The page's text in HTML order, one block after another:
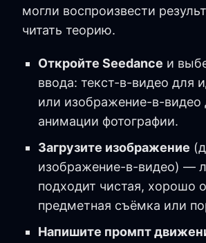
могли воспроизвести
читать теорию.
Откройте Seedance и
ввода: текст-в-видео для
или изображение-в-видео
анимации фотографии.
Загрузите изображение
изображение-в-видео) —
подходит чистая, хорошо
предметная съёмка или
Напишите промпт